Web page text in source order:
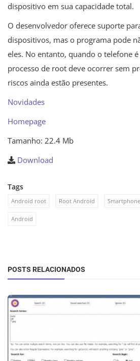
dispositivo em sua capacidade total.
O desenvolvedor oferece suporte
dispositivos, mas o programa pode
eles. No entanto, quando o telefone
processo de root deve ocorrer sem
riscos ainda estão presentes.
Novidades
Homepage
Tamanho: 22.4 Mb
Download
Tags
Android root Root Android
Android
POSTS RELACIONADOS